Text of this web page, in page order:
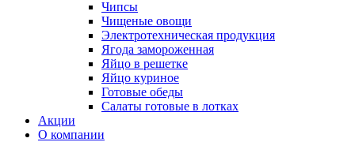
Чипсы
Чищеные овощи
Электротехническая продукция
Ягода замороженная
Яйцо в решетке
Яйцо куриное
Готовые обеды
Салаты готовые в лотках
Акции
О компании